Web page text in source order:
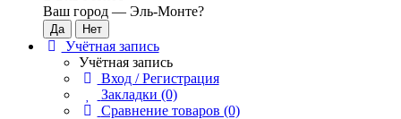
Ваш город — Эль-Монте?
Учётная запись
Учётная запись
Вход / Регистрация
Закладки (0)
Сравнение товаров (0)